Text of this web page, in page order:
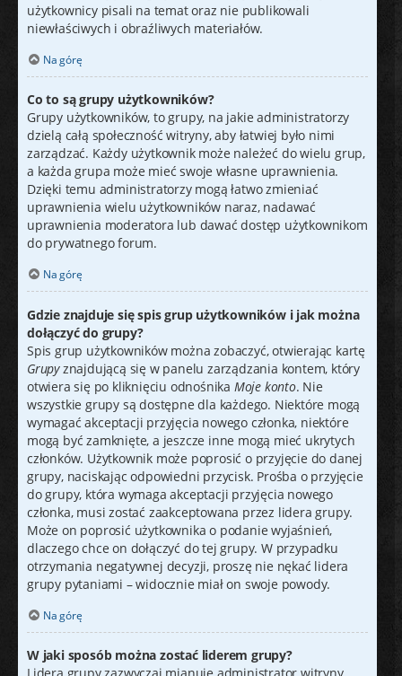
użytkownicy pisali na temat oraz nie publikowali
niewłaściwych i obraźliwych materiałów.
Na górę
Co to są grupy użytkowników?
Grupy użytkowników, to grupy, na jakie administratorzy
dzielą całą społeczność witryny, aby łatwiej było nimi
zarządzać. Każdy użytkownik może należeć do wielu grup,
a każda grupa może mieć swoje własne uprawnienia.
Dzięki temu administratorzy mogą łatwo zmieniać
uprawnienia wielu użytkowników naraz, nadawać
uprawnienia moderatora lub dawać dostęp użytkownikom
do prywatnego forum.
Na górę
Gdzie znajduje się spis grup użytkowników i jak można
dołączyć do grupy?
Spis grup użytkowników można zobaczyć, otwierając kartę
Grupyznajdującą się w panelu zarządzania kontem, który
otwiera się po kliknięciu odnośnika Moje konto. Nie
wszystkie grupy są dostępne dla każdego. Niektóre mogą
wymagać akceptacji przyjęcia nowego członka, niektóre
mogą być zamknięte, a jeszcze inne mogą mieć ukrytych
członków. Użytkownik może poprosić o przyjęcie do danej
grupy, naciskając odpowiedni przycisk. Prośba o przyjęcie
do grupy, która wymaga akceptacji przyjęcia nowego
członka, musi zostać zaakceptowana przez lidera grupy.
Może on poprosić użytkownika o podanie wyjaśnień,
dlaczego chce on dołączyć do tej grupy. W przypadku
otrzymania negatywnej decyzji, proszę nie nękać lidera
grupy pytaniami – widocznie miał on swoje powody.
Na górę
W jaki sposób można zostać liderem grupy?